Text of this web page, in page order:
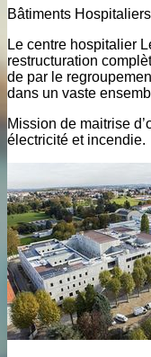
Bâtiments Hospitaliers
Le centre hospitalier
restructuration
de par le
dans un vaste
Mission de maitrise
électricité et incendie.